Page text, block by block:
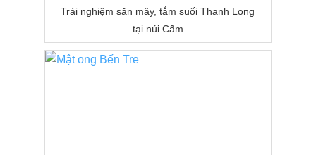
Trải nghiệm săn mây, tắm suối Thanh Long
tại núi Cấm